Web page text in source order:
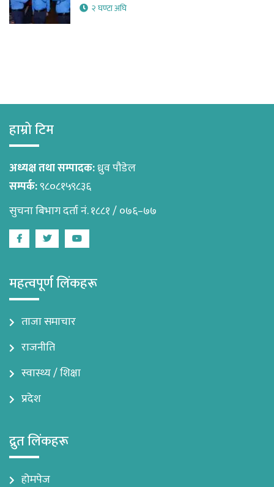
२ घण्टा अघि
हाम्रो टिम
अध्यक्ष तथा सम्पादक:ध्रुव पौडेल
सम्पर्क:९८०८१५९८३६
सुचना बिभाग दर्ता नं. १८८१ / ०७६–७७
FacebookTwitterYoutube
महत्वपूर्ण लिंकहरू
ताजा समाचार
राजनीति
स्वास्थ्य / शिक्षा
प्रदेश
द्रुत लिंकहरू
होमपेज